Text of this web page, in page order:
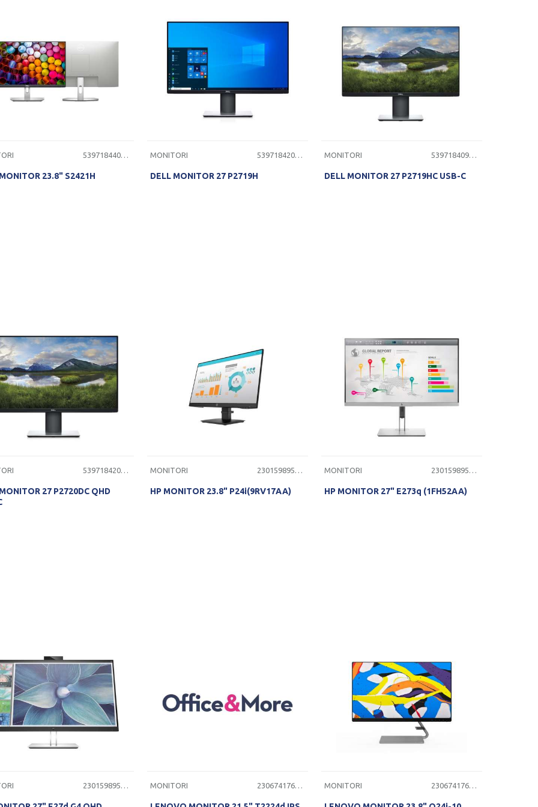
5397184409329
23.8" S2421H
MONITORI 5397184200452
DELL MONITOR 27 P2719H
MONITORI 5397184092439
DELL MONITOR 27 P2719HC USB-C
5397184200278
27 P2720DC QHD
MONITORI 2301598950145
HP MONITOR 23.8" P24i(9RV17AA)
MONITORI 2301598950140
HP MONITOR 27" E273q (1FH52AA)
2301598950110 MONITORI 2306741760120 MONITORI 2306741760155